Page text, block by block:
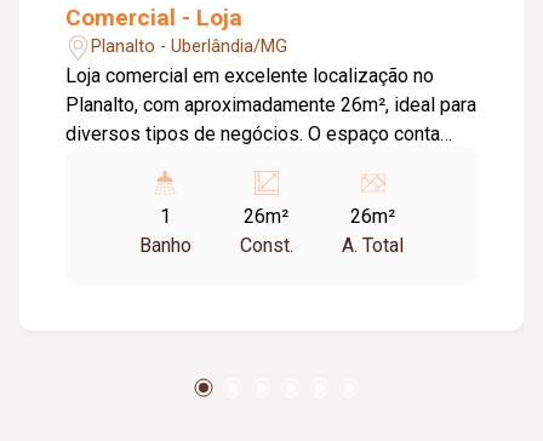
Comercial - Loja
Planalto - Uberlândia/MG
Loja comercial em excelente localização no
Planalto, com aproximadamente 26m², ideal para
diversos tipos de negócios. O espaço conta
praticidade no dia a dia. A vaga de
estacionamento rotativa garante comodidade
para clientes e colaboradores, tornando o
1
Banho
26m²
Const.
26m²
A. Total